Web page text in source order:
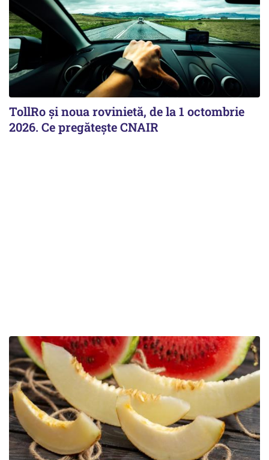
TollRo şi noua rovinietă, de la 1 octombrie
2026. Ce pregăteşte CNAIR